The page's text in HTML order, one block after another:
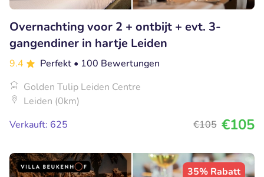
Overnachting voor 2 + ontbijt + evt. 3-
gangendiner in hartje Leiden
9.4 Perfekt • 100 Bewertungen
Golden Tulip Leiden Centre
Leiden (0km)
Verkauft: 625
€105 €105
35% Rabatt